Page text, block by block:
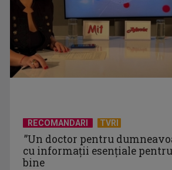
Visul începe la „Vedeta Familiei”! Au
pentru sezonul 9
RECOMANDARI TVRI
”Un doctor pentru
cu informații esențiale
bine